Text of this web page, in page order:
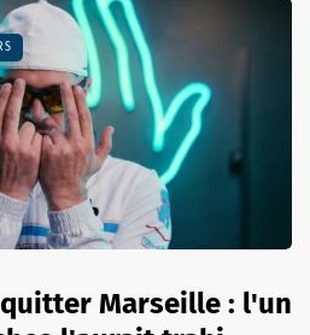
Marseille : l'un